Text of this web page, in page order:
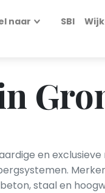
naar SBI
en
staal en